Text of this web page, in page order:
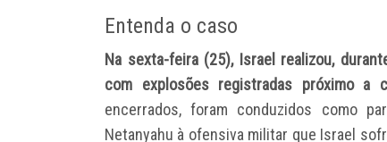
Entenda o caso
Na sexta-feira (25), Israel realizou,
com explosões registradas próximo a
encerrados, foram conduzidos como
Netanyahu à ofensiva militar que Israel